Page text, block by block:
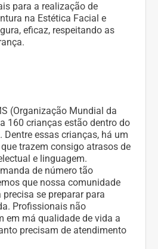
para a realização de
na Estética Facial e
eficaz, respeitando as
(Organização Mundial da
160 crianças estão dentro do
Dentre essas crianças, há um
trazem consigo atrasos de
e linguagem.
de número tão
que nossa comunidade
se preparar para
Profissionais não
em má qualidade de vida a
precisam de atendimento